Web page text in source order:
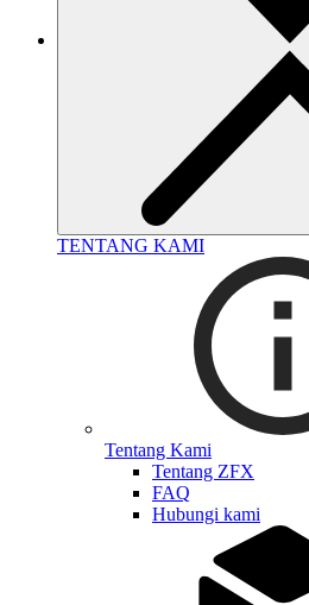
TENTANG KAMI
Tentang Kami
Tentang ZFX
FAQ
Hubungi kami